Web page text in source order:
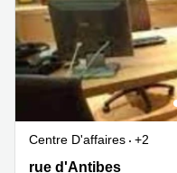
Centre D'affaires
+2
37 rue d'Antibes, Cannes
rue d'Antibes